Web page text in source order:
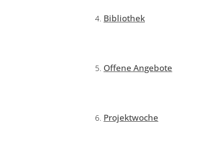
Bibliothek
Offene Angebote
Projektwoche